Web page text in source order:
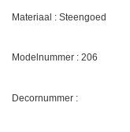
Materiaal : Steengoed
Modelnummer : 206
Decornummer :